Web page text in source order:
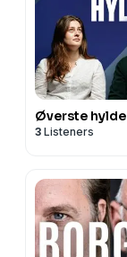
Øverste hylde
3 Listeners